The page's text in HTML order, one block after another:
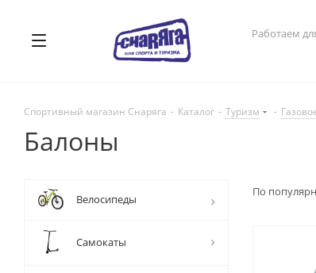
Работаем
Спортивный магазин Снаряга - Каталог - Туризм -
Балоны
По
Велосипеды
Самокаты